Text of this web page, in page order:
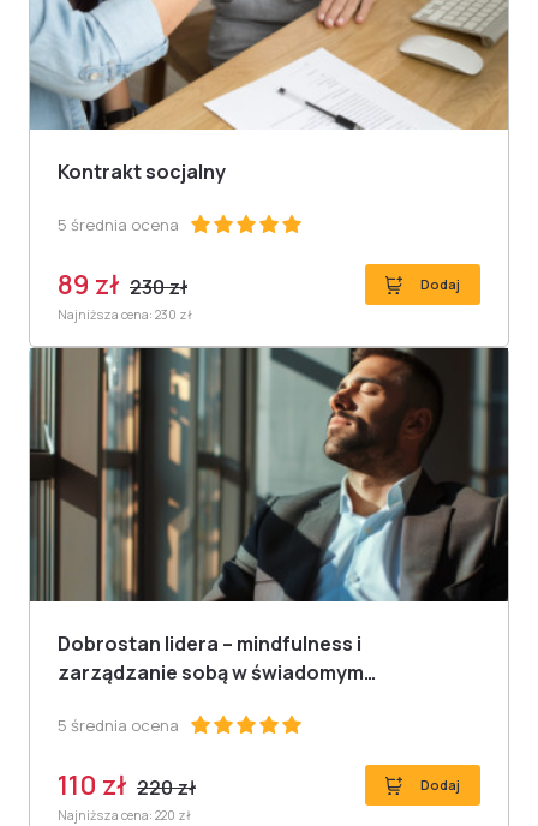
Kontrakt socjalny
5 średnia ocena
89 zł 230 zł Dodaj
Najniższa cena: 230 zł
Dobrostan lidera – mindfulness i
zarządzanie sobą w świadomym
5 średnia ocena
110 zł 220 zł Dodaj
Najniższa cena: 220 zł